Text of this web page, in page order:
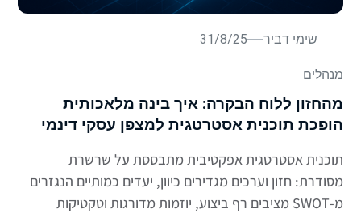
שימי דביר 31/8/25
מנהלים
מהחזון ללוח הבקרה: איך בינה מלאכותית
הופכת תוכנית אסטרטגית למצפן עסקי דינמי
תוכנית אסטרטגית אפקטיבית מתבססת על שרשרת
מסודרת: חזון וערכים מגדירים כיוון, יעדים כמותיים הנגזרים
מ-SWOT מציבים רף ביצוע, יוזמות מדורגות וטקטיקות